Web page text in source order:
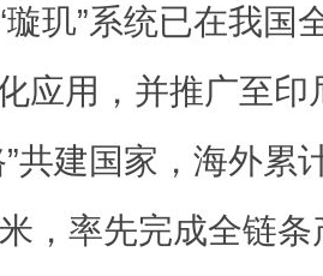
”系统已在我国
应用，并推广至
”共建国家，海外累
，率先完成全链